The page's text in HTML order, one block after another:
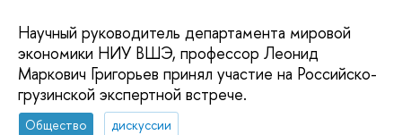
Научный руководитель департамента мировой
экономики НИУ ВШЭ, профессор Леонид
Маркович Григорьев принял участие на Российско-
грузинской экспертной встрече.
Общество
дискуссии